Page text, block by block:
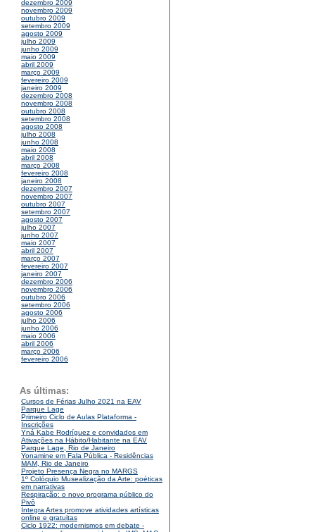
dezembro 2009
novembro 2009
outubro 2009
setembro 2009
agosto 2009
julho 2009
junho 2009
maio 2009
abril 2009
março 2009
fevereiro 2009
janeiro 2009
dezembro 2008
novembro 2008
outubro 2008
setembro 2008
agosto 2008
julho 2008
junho 2008
maio 2008
abril 2008
março 2008
fevereiro 2008
janeiro 2008
dezembro 2007
novembro 2007
outubro 2007
setembro 2007
agosto 2007
julho 2007
junho 2007
maio 2007
abril 2007
março 2007
fevereiro 2007
janeiro 2007
dezembro 2006
novembro 2006
outubro 2006
setembro 2006
agosto 2006
julho 2006
junho 2006
maio 2006
abril 2006
março 2006
fevereiro 2006
As últimas:
Cursos de Férias Julho 2021 na EAV
Parque Lage
Primeiro Ciclo de Aulas Plataforma -
Inscrições
Yná Kabe Rodríguez e convidados em
Ativações na Hábito/Habitante na EAV
Parque Lage, Rio de Janeiro
Yonamine em Fala Pública - Residências
MAM, Rio de Janeiro
Projeto Presença Negra no MARGS
1º Colóquio Musealização da Arte: poéticas
em narrativas
Respiração: o novo programa público do
Pivô
Integra Artes promove atividades artísticas
online e gratuitas
Ciclo 1922: modernismos em debate -